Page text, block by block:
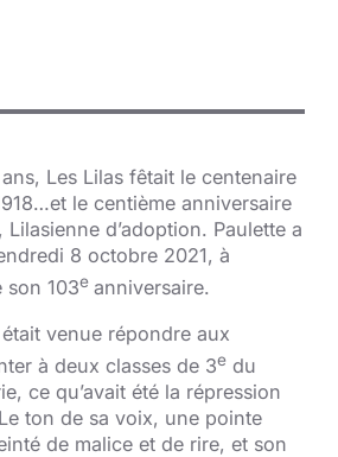
Les Lilas fêtait le centenaire
le centième anniversaire
d’adoption. Paulette a
8 octobre 2021, à
son 103e anniversaire.
venue répondre aux
à deux classes de 3e du
ce qu’avait été la répression
ton de sa voix, une pointe
de malice et de rire, et son